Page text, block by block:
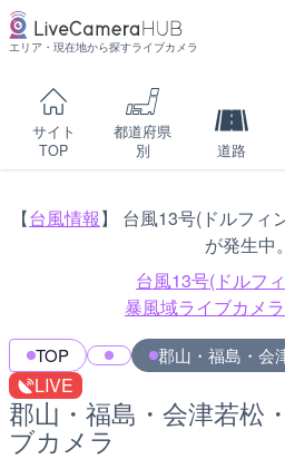
エリア・現在地から探すライブカメラ
サイト
TOP
都道府県
別
道路
【台風情報】 台風13号(ドルフィ
が発生中。
台風13号(ドルフ
暴風域ライブカメ
TOP 郡山・福島・会
LIVE
郡山・福島・会津若松
ブカメラ